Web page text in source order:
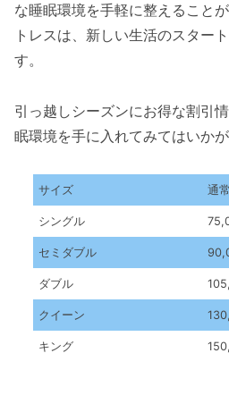
な睡眠環境を手軽に整えること
トレスは、新しい生活のスター
す。
引っ越しシーズンにお得な割引
眠環境を手に入れてみてはいかが
サイズ 通
シングル
セミダブル
ダブル
クイーン
キング